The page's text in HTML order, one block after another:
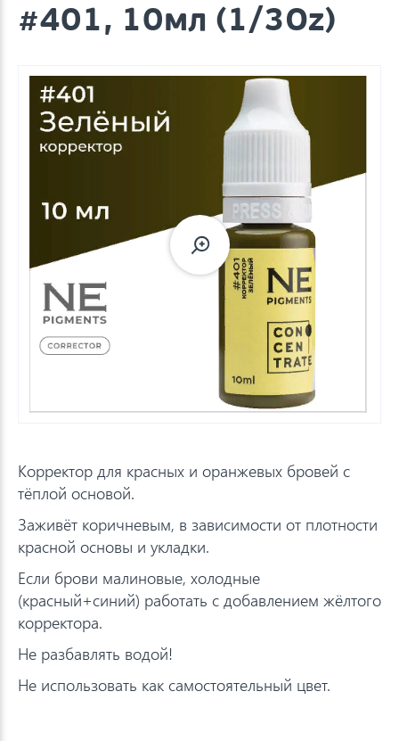
#401, 10мл (1/3Oz)
Корректор для красных и оранжевых бровей с
тёплой основой.
Заживёт коричневым, в зависимости от плотности
красной основы и укладки.
Если брови малиновые, холодные
(красный+синий) работать с добавлением жёлтого
корректора.
Не разбавлять водой!
Не использовать как самостоятельный цвет.